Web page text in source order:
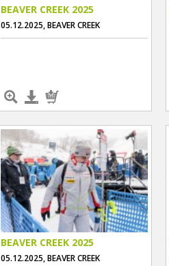
BEAVER CREEK 2025
05.12.2025, BEAVER CREEK
BEAVER CREEK 2025
05.12.2025, BEAVER CREEK